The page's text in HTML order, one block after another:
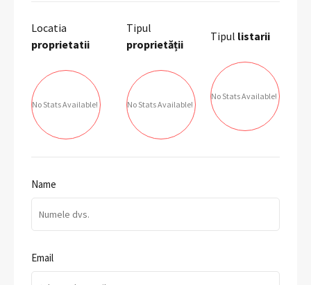
Locatia
proprietatii
No Stats Available!
Tipul
proprietății
No Stats Available!
Tipul listarii
No Stats Available!
Name
Email